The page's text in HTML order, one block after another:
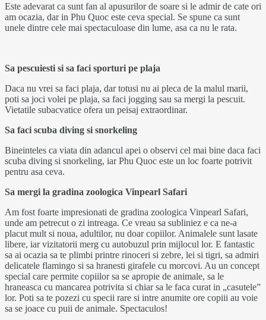
Este adevarat ca sunt fan al apusurilor de soare si le admir de cate ori
am ocazia, dar in Phu Quoc este ceva special. Se spune ca sunt
unele dintre cele mai spectaculoase din lume, asa ca nu le rata.
Sa pescuiesti si sa faci sporturi pe plaja
Daca nu vrei sa faci plaja, dar totusi nu ai pleca de la malul marii,
poti sa joci volei pe plaja, sa faci jogging sau sa mergi la pescuit.
Vietatile subacvatice ofera un peisaj extraordinar.
Sa faci scuba diving si snorkeling
Bineinteles ca viata din adancul apei o observi cel mai bine daca faci
scuba diving si snorkeling, iar Phu Quoc este un loc foarte potrivit
pentru asa ceva.
Sa mergi la gradina zoologica Vinpearl Safari
Am fost foarte impresionati de gradina zoologica Vinpearl Safari,
unde am petrecut o zi intreaga. Ce vreau sa subliniez e ca ne-a
placut mult si noua, adultilor, nu doar copiilor. Animalele sunt lasate
libere, iar vizitatorii merg cu autobuzul prin mijlocul lor. E fantastic
sa ai ocazia sa te plimbi printre rinoceri si zebre, lei si tigri, sa admiri
delicatele flamingo si sa hranesti girafele cu morcovi. Au un concept
special care permite copiilor sa se apropie de animale, sa le
hraneasca cu mancarea potrivita si chiar sa le faca curat in „casutele”
lor. Poti sa te pozezi cu specii rare si intre anumite ore copiii au voie
sa se joace cu puii de animale. Spectaculos!